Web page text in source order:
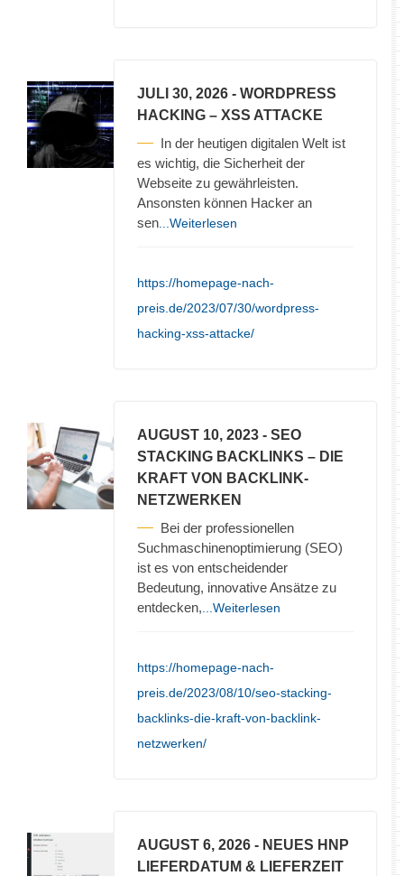
JULI 30, 2026 - WORDPRESS
HACKING – XSS ATTACKE
In der heutigen digitalen Welt ist
es wichtig, die Sicherheit der
Webseite zu gewährleisten.
Ansonsten können Hacker an
sen ...Weiterlesen
https://homepage-nach-
preis.de/2023/07/30/wordpress-
hacking-xss-attacke/
AUGUST 10, 2023 - SEO
STACKING BACKLINKS – DIE
KRAFT VON BACKLINK-
NETZWERKEN
Bei der professionellen
Suchmaschinenoptimierung (SEO)
ist es von entscheidender
Bedeutung, innovative Ansätze zu
entdecken, ...Weiterlesen
https://homepage-nach-
preis.de/2023/08/10/seo-stacking-
backlinks-die-kraft-von-backlink-
netzwerken/
AUGUST 6, 2026 - NEUES HNP
LIEFERDATUM & LIEFERZEIT